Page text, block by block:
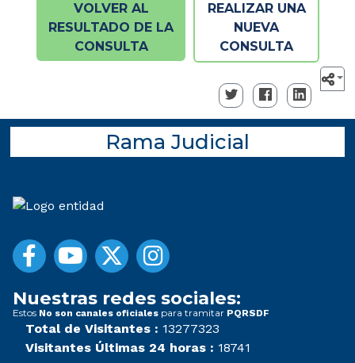
VOLVER AL
RESULTADO DE LA
CONSULTA
REALIZAR UNA
NUEVA
CONSULTA
Rama Judicial
Nuestras redes sociales:
Estos No son canales oficiales para tramitar PQRSDF
Total de Visitantes : 13277323
Visitantes Últimas 24 horas : 18741